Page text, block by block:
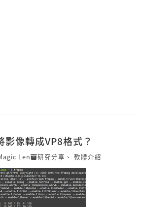
像轉成VP8格式？
Len 研究分享 、 軟體介紹